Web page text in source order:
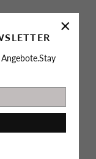
×
auf Qualität und